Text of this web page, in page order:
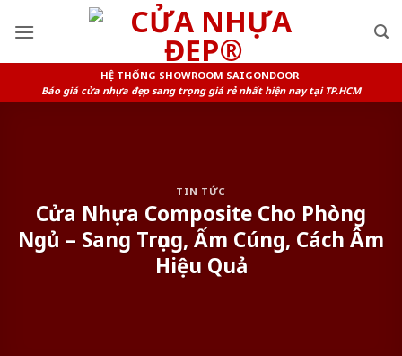
HỆ THỐNG SHOWROOM SAIGONDOOR
Báo giá cửa nhựa đẹp sang trọng giá rẻ nhất hiện nay tại TP.HCM
TIN TỨC
Cửa Nhựa Composite Cho Phòng
Ngủ – Sang Trọng, Ấm Cúng, Cách Âm
Hiệu Quả